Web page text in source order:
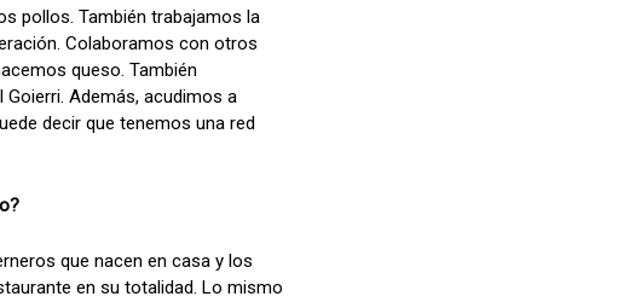
pollos. También trabajamos la
Colaboramos con otros
queso. También
Además, acudimos a
decir que tenemos una red
que nacen en casa y los
en su totalidad. Lo mismo